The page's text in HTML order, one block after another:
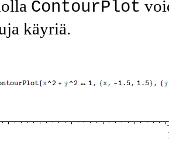
ContourPlot
käyriä.